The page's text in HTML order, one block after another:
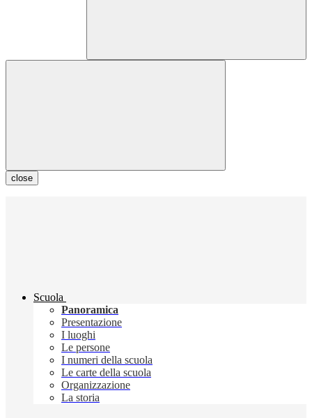
close
Scuola
Panoramica
Presentazione
I luoghi
Le persone
I numeri della scuola
Le carte della scuola
Organizzazione
La storia